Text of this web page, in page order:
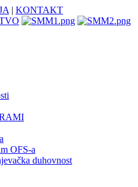
| KONTAKT
OFS-a
duhovnost